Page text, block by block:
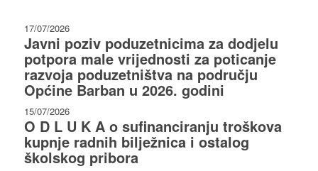
17/07/2026
Javni poziv poduzetnicima za dodjelu
potpora male vrijednosti za poticanje
razvoja poduzetništva na području
Općine Barban u 2026. godini
15/07/2026
O D L U K A o sufinanciranju troškova
kupnje radnih bilježnica i ostalog
školskog pribora